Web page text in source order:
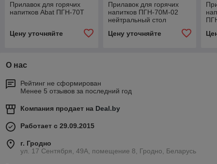
Прилавок для горячих
напитков Abat ПГН-70Т
Цену уточняйте
Прилавок для горячих
напитков ПГН-70М-02
нейтральный стол
Цену уточняйте
О нас
Рейтинг не сформирован
Менее 5 отзывов за последний год
Компания продает на Deal.by
Работает с 29.09.2015
г. Гродно
ул. 17 Сентября, 49А, помещение 8, Гродно, Беларусь